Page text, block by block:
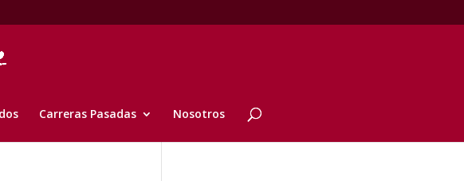
Carreras Pasadas Nosotros